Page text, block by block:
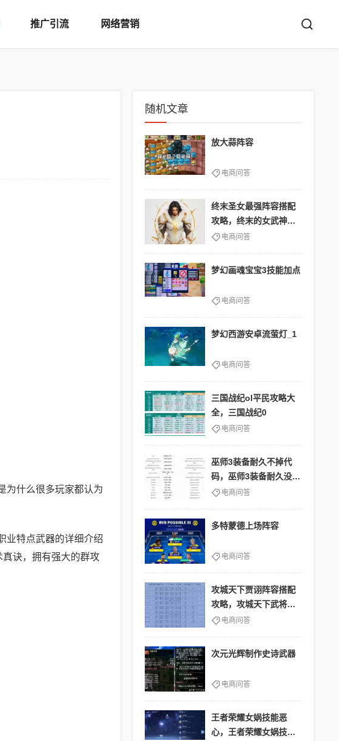
推广引流 网络营销
为什么很多玩家都认为
业特点武器的详细介绍
诀，拥有强大的群攻
随机文章
放大蒜阵容
电商问答
终末圣女最强阵容搭配
攻略，终末的女武神圣
光 电商问答
梦幻画魂宝宝3技能加点
电商问答
梦幻西游安卓流萤灯_1
电商问答
三国战纪ol平民攻略大
全，三国战纪0
电商问答
巫师3装备耐久不掉代
码，巫师3装备耐久没了
怎么办
电商问答
多特蒙德上场阵容
电商问答
攻城天下贾诩阵容搭配
攻略，攻城天下武将搭
配 电商问答
次元光辉制作史诗武器
电商问答
王者荣耀女娲技能恶
心，王者荣耀女娲技能